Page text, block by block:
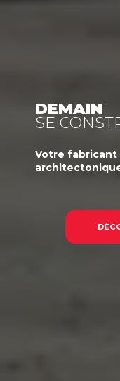
DEMAIN
SE
Votre fabricant